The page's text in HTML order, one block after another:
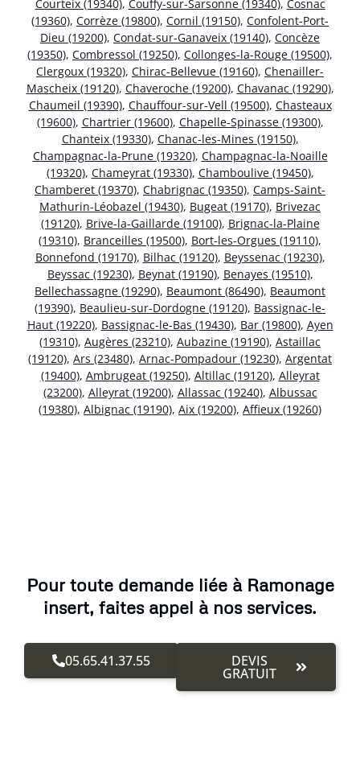
Courteix (19340), Couffy-sur-Sarsonne (19340), Cosnac
(19360), Corrèze (19800), Cornil (19150), Confolent-Port-
Dieu (19200), Condat-sur-Ganaveix (19140), Concèze
(19350), Combressol (19250), Collonges-la-Rouge (19500),
Clergoux (19320), Chirac-Bellevue (19160), Chenailler-
Mascheix (19120), Chaveroche (19200), Chavanac (19290),
Chaumeil (19390), Chauffour-sur-Vell (19500), Chasteaux
(19600), Chartrier (19600), Chapelle-Spinasse (19300),
Chanteix (19330), Chanac-les-Mines (19150),
Champagnac-la-Prune (19320), Champagnac-la-Noaille
(19320), Chameyrat (19330), Chamboulive (19450),
Chamberet (19370), Chabrignac (19350), Camps-Saint-
Mathurin-Léobazel (19430), Bugeat (19170), Brivezac
(19120), Brive-la-Gaillarde (19100), Brignac-la-Plaine
(19310), Branceilles (19500), Bort-les-Orgues (19110),
Bonnefond (19170), Bilhac (19120), Beyssenac (19230),
Beyssac (19230), Beynat (19190), Benayes (19510),
Bellechassagne (19290), Beaumont (86490), Beaumont
(19390), Beaulieu-sur-Dordogne (19120), Bassignac-le-
Haut (19220), Bassignac-le-Bas (19430), Bar (19800), Ayen
(19310), Augères (23210), Aubazine (19190), Astaillac
(19120), Ars (23480), Arnac-Pompadour (19230), Argentat
(19400), Ambrugeat (19250), Altillac (19120), Alleyrat
(23200), Alleyrat (19200), Allassac (19240), Albussac
(19380), Albignac (19190), Aix (19200), Affieux (19260)
Pour toute demande liée à Ramonage
insert, faites appel à nos services.
05.65.41.37.55 DEVIS
GRATUIT